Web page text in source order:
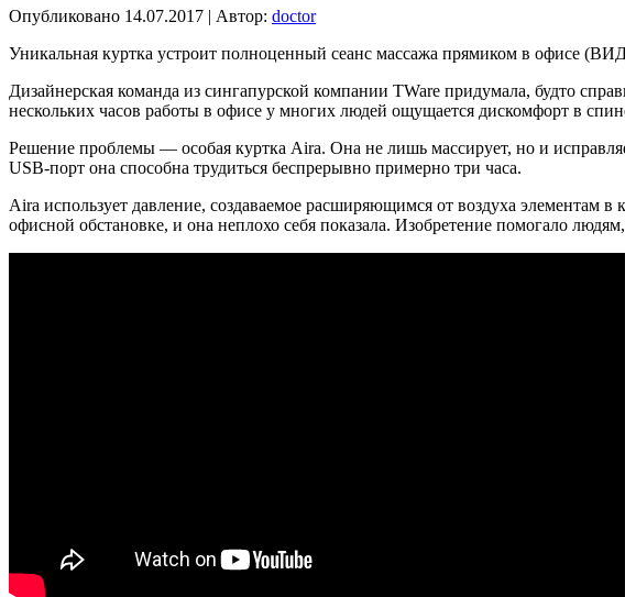
Опубликовано 14.07.2017 | Автор: doctor
Уникальная куртка устроит полноценный сеанс массажа прямиком в офисе
Дизайнерская команда из сингапурской компании TWare придумала, будто
нескольких часов работы в офисе у многих людей ощущается дискомфорт в
Решение проблемы — особая куртка Aira. Она не лишь массирует, но и
USB-порт она способна трудиться беспрерывно примерно три часа.
Aira использует давление, создаваемое расширяющимся от воздуха элементам
офисной обстановке, и она неплохо себя показала. Изобретение помогало